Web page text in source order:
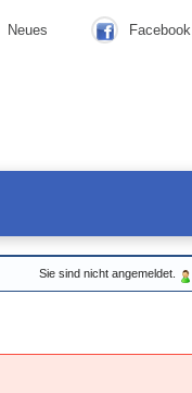
Neues Facebook
Sie sind nicht angemeldet.